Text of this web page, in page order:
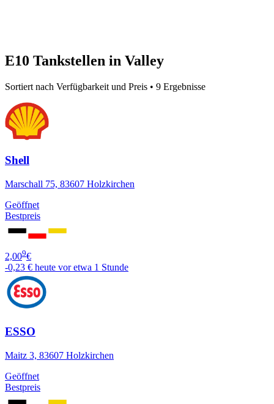
E10 Tankstellen in Valley
Sortiert nach Verfügbarkeit und Preis • 9 Ergebnisse
Shell
Marschall 75, 83607 Holzkirchen
Geöffnet
Bestpreis
2,009€
-0,23 € heute vor etwa 1 Stunde
ESSO
Maitz 3, 83607 Holzkirchen
Geöffnet
Bestpreis